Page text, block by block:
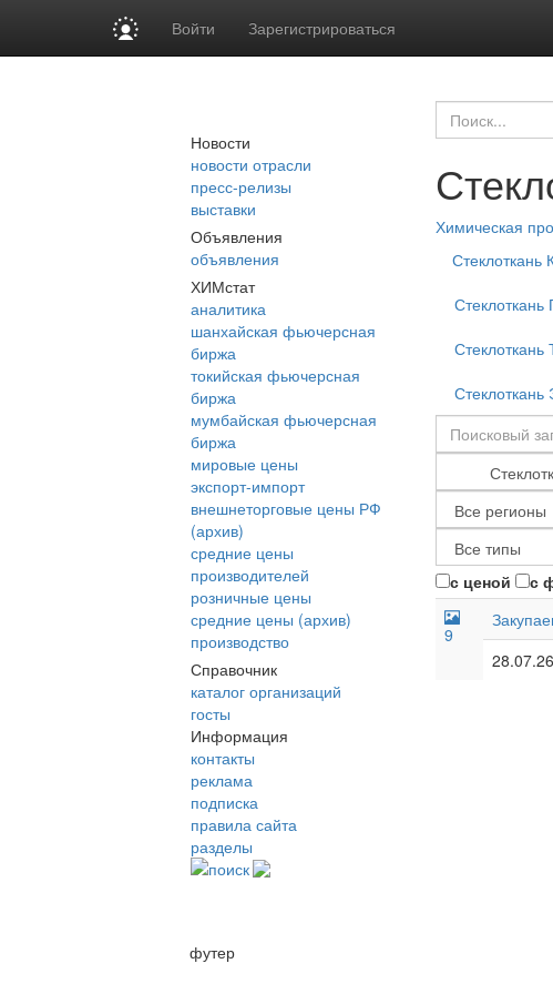
Войти Зарегистрироваться
Новости
новости отрасли
пресс-релизы
выставки
Объявления
объявления
ХИМстат
аналитика
шанхайская фьючерсная
биржа
токийская фьючерсная
биржа
мумбайская фьючерсная
биржа
мировые цены
экспорт-импорт
внешнеторговые цены РФ
(архив)
средние цены
производителей
розничные цены
средние цены (архив)
производство
Справочник
каталог организаций
госты
Информация
контакты
реклама
подписка
правила сайта
разделы
поиск
Химическая
Стеклоткань
Стеклоткань
с ценой с
9
футер